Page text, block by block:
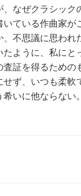
、なぜクラシック
いている作曲家が
、不思議に思われ
たように、私にと
証を得るための
せず、いつも柔軟
う希いに他な